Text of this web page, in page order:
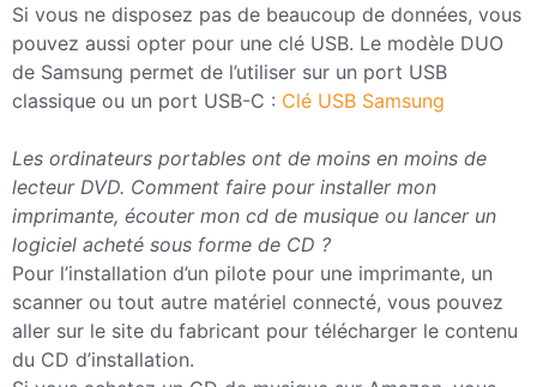
Si vous ne disposez pas de beaucoup de données, vous
pouvez aussi opter pour une clé USB. Le modèle DUO
de Samsung permet de l’utiliser sur un port USB
classique ou un port USB-C : Clé USB Samsung
Les ordinateurs portables ont de moins en moins de
lecteur DVD. Comment faire pour installer mon
imprimante, écouter mon cd de musique ou lancer un
logiciel acheté sous forme de CD ?
Pour l’installation d’un pilote pour une imprimante, un
scanner ou tout autre matériel connecté, vous pouvez
aller sur le site du fabricant pour télécharger le contenu
du CD d’installation.